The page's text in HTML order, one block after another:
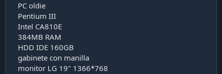
PC oldie
Pentium III
Intel CA810E
384MB RAM
HDD IDE 160GB
gabinete con manilla
monitor LG 19" 1366*768